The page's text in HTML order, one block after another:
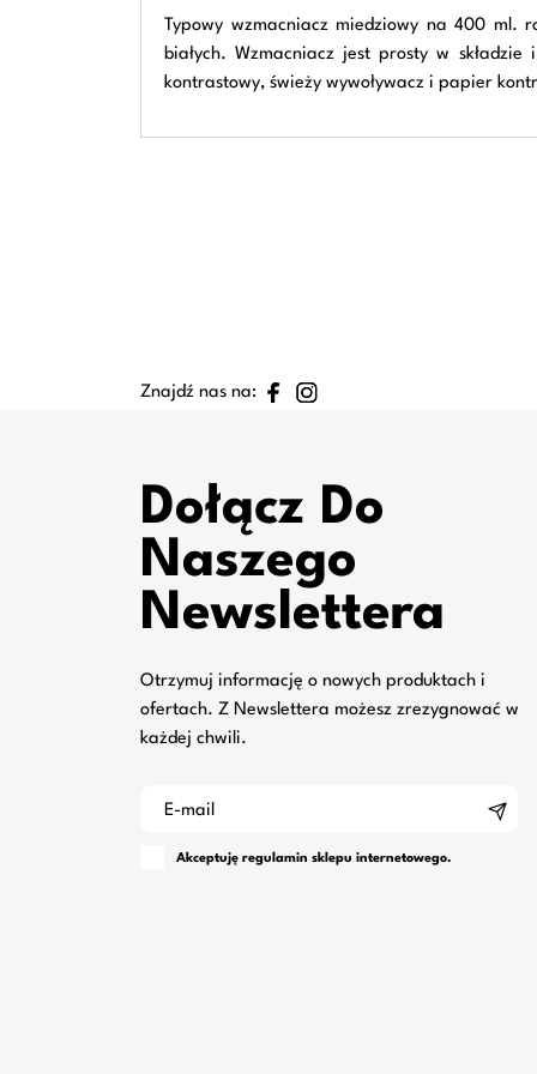
Typowy wzmacniacz miedziowy na 400 ml.
białych. Wzmacniacz jest prosty w
kontrastowy, świeży wywoływacz i papier
Znajdź nas na:
Dołącz Do
Naszego
Newslettera
Otrzymuj informację o nowych produktach i
ofertach. Z Newslettera możesz zrezygnować w
każdej chwili.
Akceptuję regulamin sklepu internetowego.